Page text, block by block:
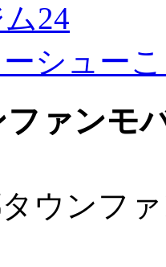
24
シュー
ァンモ
ウンフ